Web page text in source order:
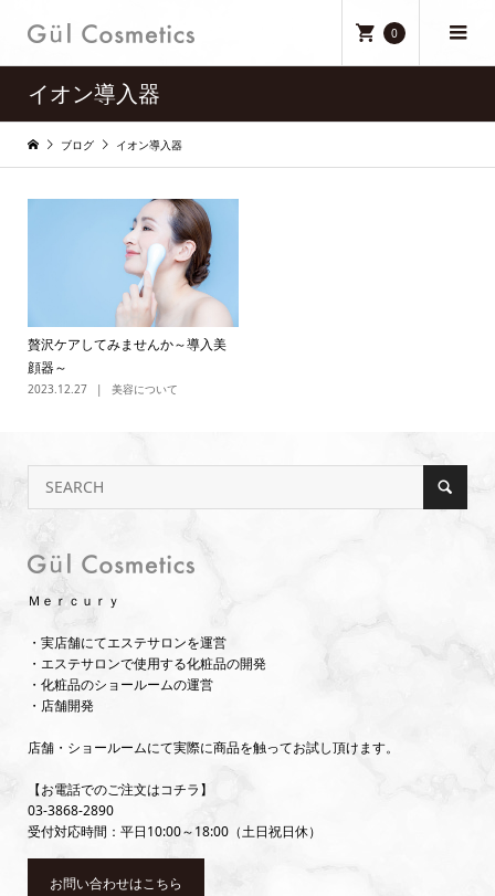
0
イオン導入器
ブログ イオン導入器
贅沢ケアしてみませんか～導入美
顔器～
2023.12.27 美容について
Ｍｅｒｃｕｒｙ
・実店舗にてエステサロンを運営
・エステサロンで使用する化粧品の開発
・化粧品のショールームの運営
・店舗開発
店舗・ショールームにて実際に商品を触ってお試し頂けます。
【お電話でのご注文はコチラ】
03-3868-2890
受付対応時間：平日10:00～18:00（土日祝日休）
お問い合わせはこちら